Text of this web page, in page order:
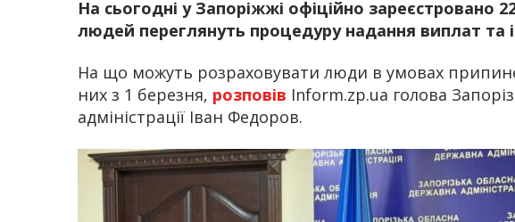
На сьогодні у Запоріжжі офіційно зареєстровано
людей переглянуть процедуру надання виплат та
На що можуть розраховувати люди в умовах
них з 1 березня, розповів Inform.zp.ua голова
адміністрації Іван Федоров.